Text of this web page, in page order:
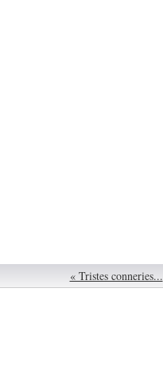
« Tristes conneries...